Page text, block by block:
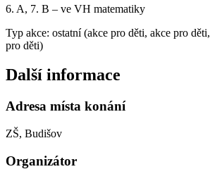
6. A, 7. B – ve VH matematiky
Typ akce: ostatní (akce pro děti, akce pro
pro děti)
Další informace
Adresa místa konání
ZŠ, Budišov
Organizátor